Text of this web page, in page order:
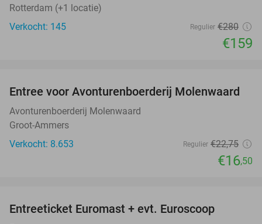
Rotterdam (+1 locatie)
Verkocht: 145
Regulier €280
€159
27%
Entree voor Avonturenboerderij Molenwaard
Avonturenboerderij Molenwaard
Groot-Ammers
Verkocht: 8.653
Regulier €22,75
€16,50
Entreeticket Euromast + evt. Euroscoop